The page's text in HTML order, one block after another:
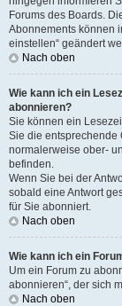
Forums des Boards.
Abonnements können
einstellen“ geändert
Nach oben
Wie kann ich ein
abonnieren?
Sie können ein
Sie die entsprechende
normalerweise ober-
befinden.
Wenn Sie bei der
sobald eine Antwort
für Sie abonniert.
Nach oben
Wie kann ich ein
Um ein Forum zu
abonnieren“, der sich
Nach oben